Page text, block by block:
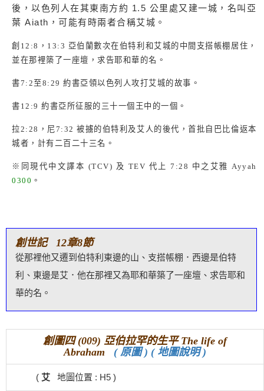
後，以色列人在其東南方約 1.5 公里處又建一城，名叫亞
葉 Aiath，可能有時兩者合稱艾城。
創 12:8 ， 13:3 亞伯蘭數次在伯特利和艾城的中間支搭帳棚居住，
並在那裡築了一座壇，求告耶和華的名。
書7:2 至 8:29 約書亞領以色列人攻打艾城的故事。
書 12:9 約書亞所征服的三十一個王中的一個。
拉2:28 ，尼7:32被擄的伯特利及艾人的後代，首批自巴比倫返本
城者，計有二百二十三名。
※同現代中文譯本 (TCV) 及 TEV 代上 7:28 中之艾雅 Ayyah
0300 。
創世記 12章8節
從那裡他又遷到伯特利東邊的山、支搭帳棚．西邊是伯特
利、東邊是艾．他在那裡又為耶和華築了一座壇、求告耶和
華的名。
創圖四 (009) 亞伯拉罕的生平 The life of
Abraham ( 原圖 ) ( 地圖說明 )
( 艾 地圖位置 : H5 )